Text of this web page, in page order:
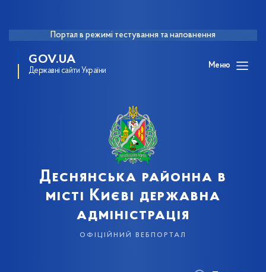
Портал в режимі тестування та наповнення
GOV.UA
Державні сайти України
Меню
Деснянська районна в
місті Києві державна
адміністрація
офіційний вебпортал